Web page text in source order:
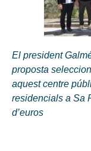
El president
proposta
aquest centre
residencials a Sa
d’euros